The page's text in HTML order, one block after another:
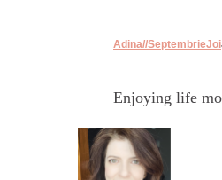
Adina//SeptembrieJoi
Enjoying life